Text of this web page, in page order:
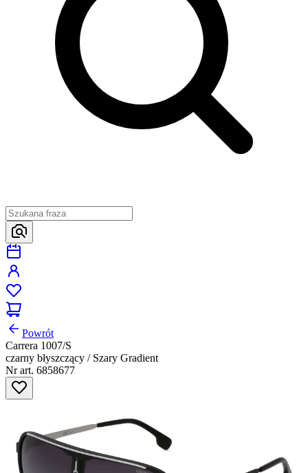
Powrót
Carrera 1007/S
czarny błyszczący / Szary Gradient
Nr art. 6858677